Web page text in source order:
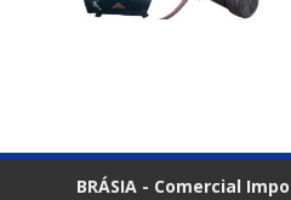
BRÁSIA - Comercial